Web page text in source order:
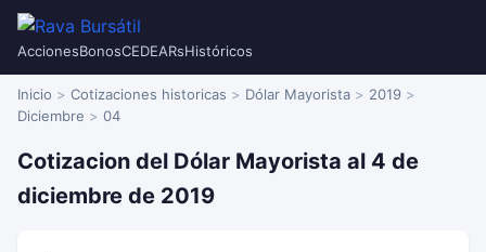
AccionesBonosCEDEARsHistóricos
Inicio Cotizaciones historicas Dólar Mayorista
2019
Diciembre
04
Cotizacion del Dólar Mayorista al 4 de
diciembre de 2019